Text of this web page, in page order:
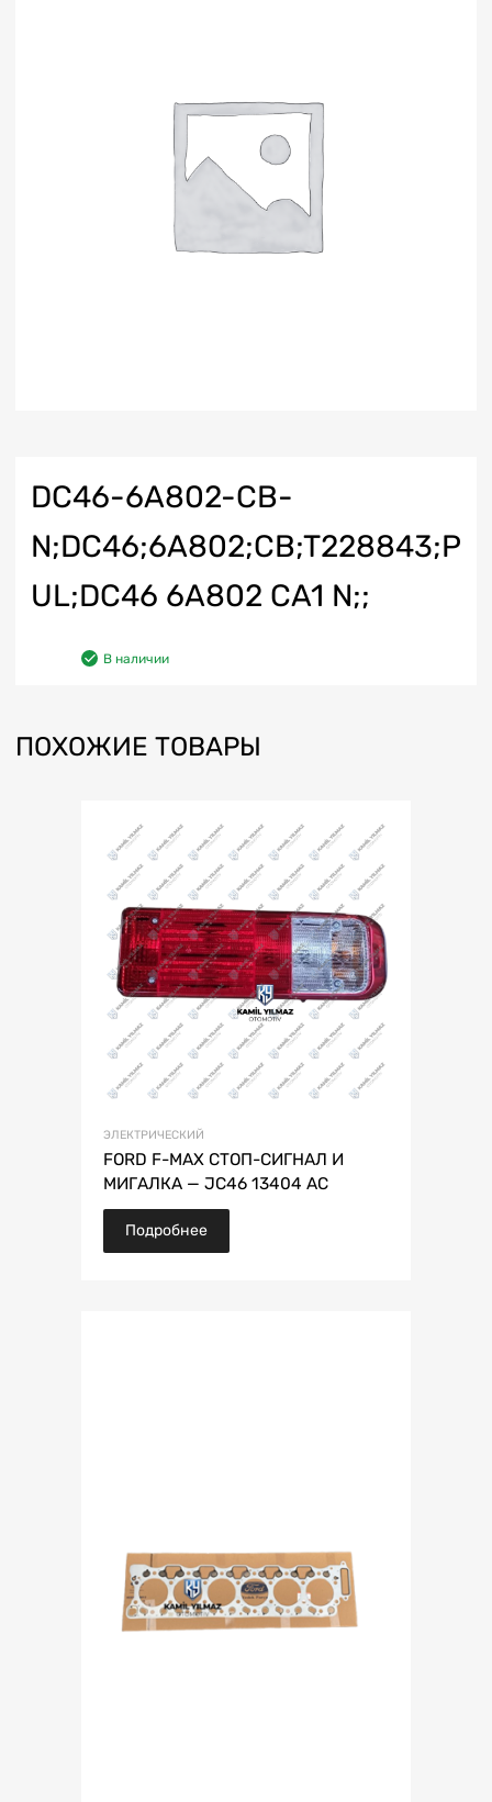
DC46-6A802-CB-
N;DC46;6A802;CB;T228843;P
UL;DC46 6A802 CA1 N;;
В наличии
ПОХОЖИЕ ТОВАРЫ
ЭЛЕКТРИЧЕСКИЙ
FORD F-MAX СТОП-СИГНАЛ И
МИГАЛКА — JC46 13404 AC
Подробнее